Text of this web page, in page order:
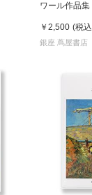
ワール作品集
￥2,500 (税込
銀座 蔦屋書店